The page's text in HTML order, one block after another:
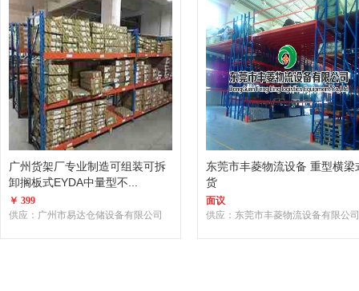
广州货架厂专业制造可组装可拆
卸搁板式EYDA中量型不...
￥ 399
供应：广州市易达仓储设备有限公司
东莞市丰菱物流设备 重型横梁
货
面议
供应：东莞市丰菱物流设备有限公司